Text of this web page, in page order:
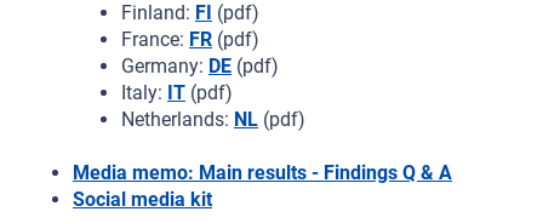
Finland: FI (pdf)
France: FR (pdf)
Germany: DE (pdf)
Italy: IT (pdf)
Netherlands: NL (pdf)
Media memo: Main results - Findings Q & A
Social media kit